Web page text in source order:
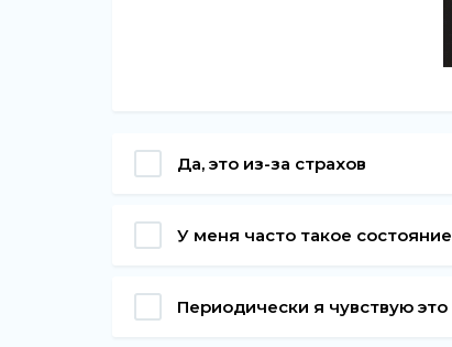
Да, это из-за страхов
У меня часто такое состояние
Периодически я чувствую это